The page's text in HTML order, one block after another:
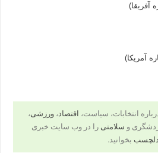
انتخابات، سیاست، اقتصاد، ورزشی،
و سلامتی را در وب سایت خبری
دلچسب بخوانید.